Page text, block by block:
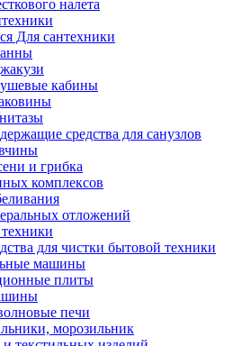
налета
Для сантехники
кабины
средства для санузлов
и грибка
комплексов
отложений
для чистки бытовой техники
машины
плиты
печи
морозильник